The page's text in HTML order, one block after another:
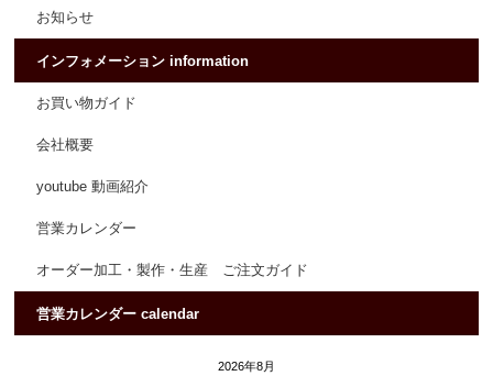
お知らせ
インフォメーション information
お買い物ガイド
会社概要
youtube 動画紹介
営業カレンダー
オーダー加工・製作・生産 ご注文ガイド
営業カレンダー calendar
2026年8月